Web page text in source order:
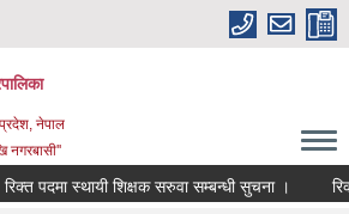
प्रदेश, नेपाल
नगरबासी''
पदमा स्थायी शिक्षक सरुवा सम्बन्धी सुचना । रिक्त